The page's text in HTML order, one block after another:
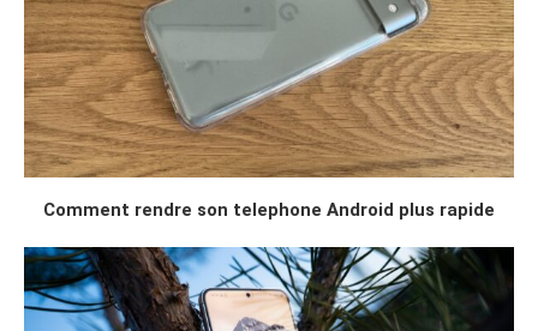
Comment rendre son telephone Android plus rapide